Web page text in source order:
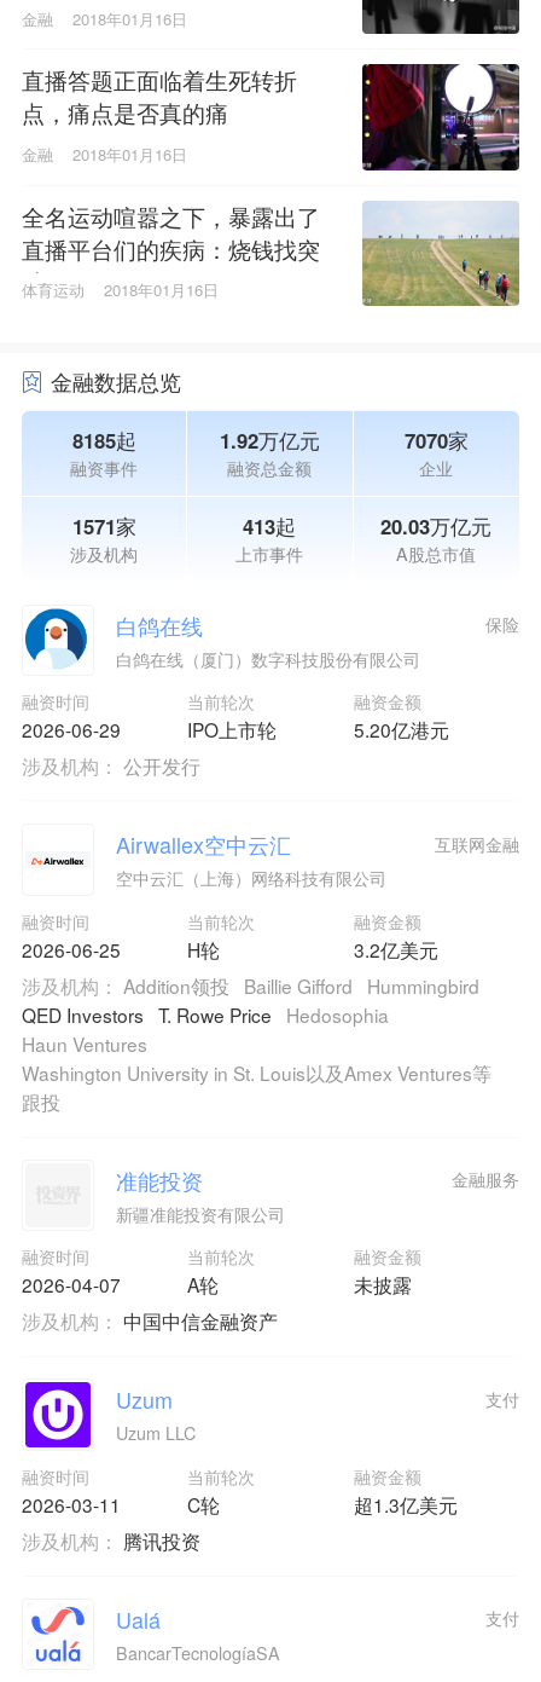
金融 2018年01月16日
直播答题正面临着生死转折
点，痛点是否真的痛
金融 2018年01月16日
全名运动喧嚣之下，暴露出了
直播平台们的疾病：烧钱找突
破口
体育运动 2018年01月16日
金融数据总览
8185起
融资事件
1.92万亿元
融资总金额
7070家
企业
1571家
涉及机构
413起
上市事件
20.03万亿元
A股总市值
白鸽在线
白鸽在线（厦门）数字科技股份有限公司
融资时间
2026-06-29
当前轮次
IPO上市轮
融资金额
5.20亿港元
保险
涉及机构： 公开发行
Airwallex空中云汇
空中云汇（上海）网络科技有限公司
融资时间
2026-06-25
当前轮次
H轮
融资金额
3.2亿美元
互联网金融
涉及机构： Addition领投 Baillie Gifford
Hummingbird
QED Investors T. Rowe Price
Hedosophia
Haun Ventures
Washington University in St. Louis以及Amex Ventures等
跟投
准能投资
新疆准能投资有限公司
融资时间
2026-04-07
当前轮次
A轮
融资金额
未披露
金融服务
涉及机构： 中国中信金融资产
Uzum
Uzum LLC
融资时间
2026-03-11
当前轮次
C轮
融资金额
超1.3亿美元
支付
涉及机构： 腾讯投资
Ualá
BancarTecnologíaSA
支付